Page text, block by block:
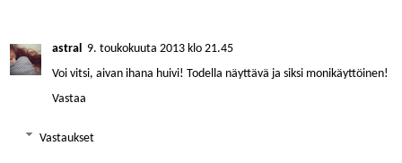
astral 9. toukokuuta 2013 klo 21.45
Voi vitsi, aivan ihana huivi! Todella näyttävä ja siksi monikäyttöinen!
Vastaa
Vastaukset